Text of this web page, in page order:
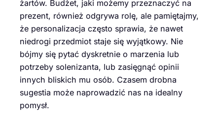
żartów. Budżet, jaki możemy przeznaczyć na
prezent, również odgrywa rolę, ale pamiętajmy,
że personalizacja często sprawia, że nawet
niedrogi przedmiot staje się wyjątkowy. Nie
bójmy się pytać dyskretnie o marzenia lub
potrzeby solenizanta, lub zasięgnąć opinii
innych bliskich mu osób. Czasem drobna
sugestia może naprowadzić nas na idealny
pomysł.